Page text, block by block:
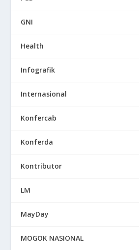
GNI
Health
Infografik
Internasional
Konfercab
Konferda
Kontributor
LM
MayDay
MOGOK NASIONAL